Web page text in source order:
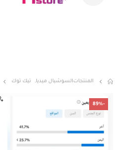
المنتجاتالسوشيال ميديا, تيك توك
-89%